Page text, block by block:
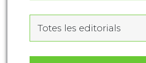
Totes les editorials